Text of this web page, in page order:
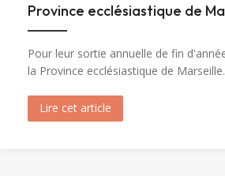
Province ecclésiastique de
Pour leur sortie annuelle de fin
la Province ecclésiastique de
Lire cet article